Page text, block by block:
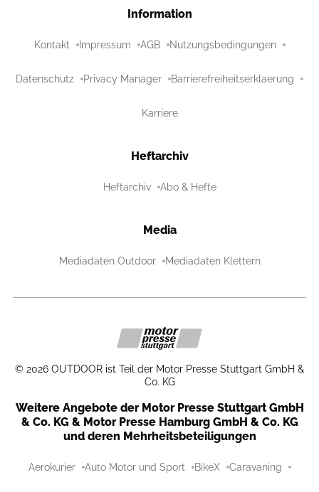
Information
Kontakt Impressum AGB Nutzungsbedingungen
Datenschutz Privacy Manager Barrierefreiheitserklaerung
Karriere
Heftarchiv
Heftarchiv Abo & Hefte
Media
Mediadaten Outdoor Mediadaten Klettern
© 2026 OUTDOOR ist Teil der Motor Presse Stuttgart GmbH &
Co. KG
Weitere Angebote der Motor Presse Stuttgart GmbH
& Co. KG & Motor Presse Hamburg GmbH & Co. KG
und deren Mehrheitsbeteiligungen
Aerokurier Auto Motor und Sport BikeX Caravaning